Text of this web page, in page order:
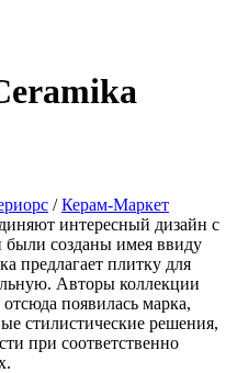
/Керам-Маркет
интересный дизайн с
созданы имея ввиду
предлагает плитку для
Авторы коллекции
появилась марка,
стилистические решения,
при соответственно